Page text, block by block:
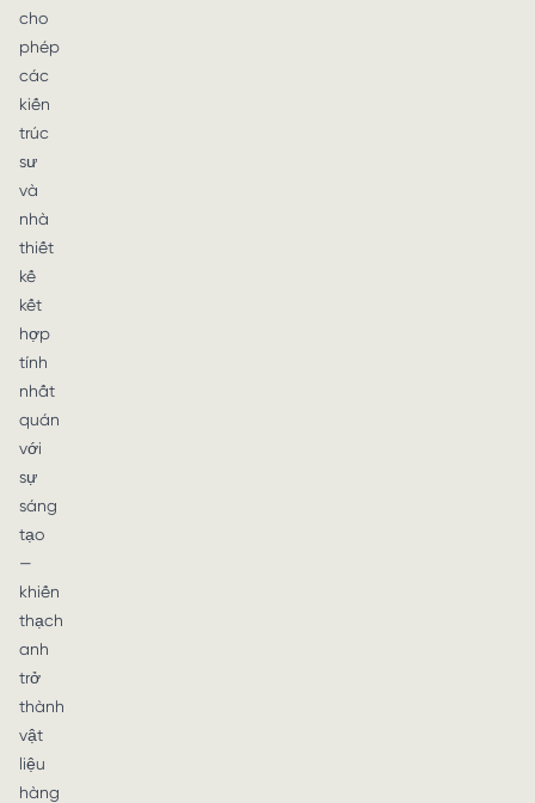
cho
phép
các
kiến
trúc
sư
và
nhà
thiết
kế
kết
hợp
tính
nhất
quán
với
sự
sáng
tạo
—
khiến
thạch
anh
trở
thành
vật
liệu
hàng